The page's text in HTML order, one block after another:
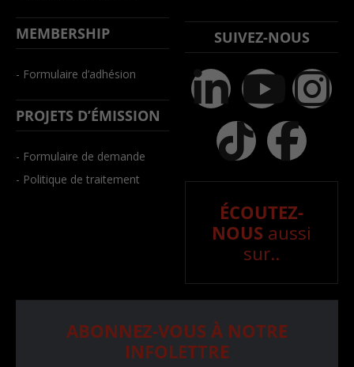
MEMBERSHIP
- Formulaire d’adhésion
PROJETS D’ÉMISSION
- Formulaire de demande
- Politique de traitement
SUIVEZ-NOUS
ÉCOUTEZ-
NOUS aussi
sur..
ABONNEZ-VOUS À NOTRE
INFOLETTRE